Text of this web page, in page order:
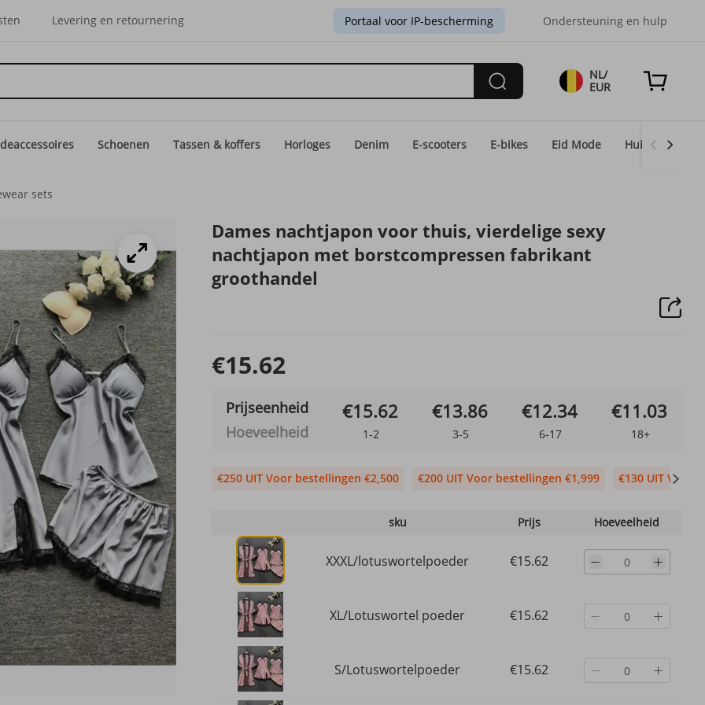
Levering en retournering Portaal voor IP-bescherming Ondersteuning en hulp
NL/
EUR
Schoenen Tassen & koffers Horloges Denim E-scooters E-bikes Eid Mode Huis & Licht
sets
Dames nachtjapon voor thuis, vierdelige sexy
nachtjapon met borstcompressen fabrikant
groothandel
€15.62
Prijseenheid
Hoeveelheid
€15.62
1-2
€13.86
3-5
€12.34
6-17
€11.03
18+
€250 UIT Voor bestellingen €2,500 €200 UIT Voor bestellingen €1,999 €130 UIT Voor
sku Prijs Hoeveelheid
XXXL/lotuswortelpoeder €15.62
XL/Lotuswortel poeder €15.62
S/Lotuswortelpoeder €15.62